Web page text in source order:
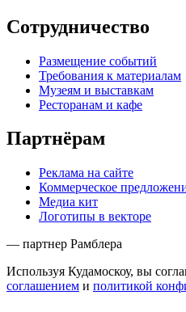
Сотрудничество
Размещение событий
Требования к материалам
Музеям и выставкам
Ресторанам и кафе
Партнёрам
Реклама на сайте
Коммерческое
Медиа кит
Логотипы в векторе
— партнер Рамблера
Используя Кудамоскоу, вы
соглашением и политикой